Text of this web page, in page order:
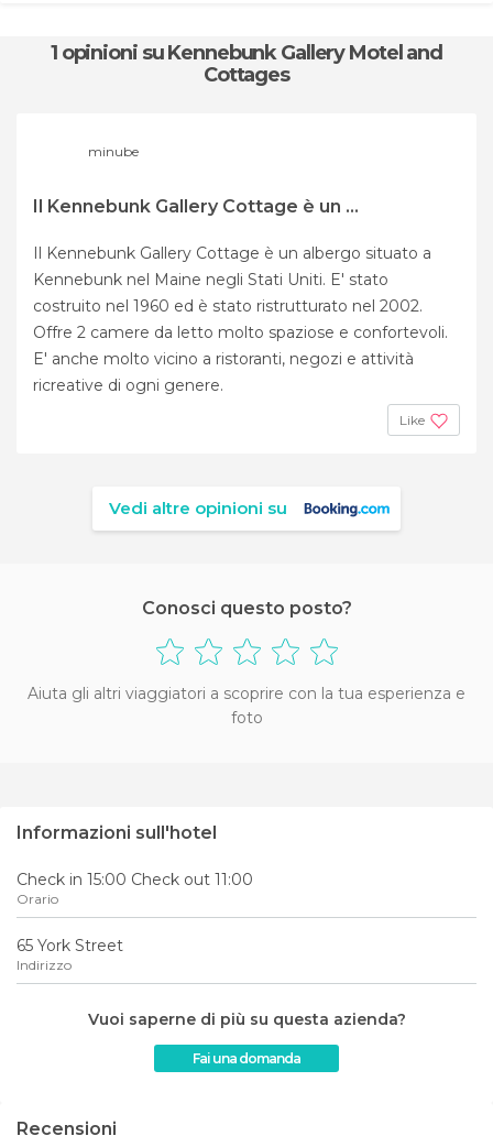
1 opinioni su Kennebunk Gallery Motel and
Cottages
minube
Il Kennebunk Gallery Cottage è un ...
Il Kennebunk Gallery Cottage è un albergo situato a
Kennebunk nel Maine negli Stati Uniti. E' stato
costruito nel 1960 ed è stato ristrutturato nel 2002.
Offre 2 camere da letto molto spaziose e confortevoli.
E' anche molto vicino a ristoranti, negozi e attività
ricreative di ogni genere.
Like
Vedi altre opinioni su
Conosci questo posto?
Aiuta gli altri viaggiatori a scoprire con la tua esperienza e
foto
Informazioni sull'hotel
Check in 15:00 Check out 11:00
Orario
65 York Street
Indirizzo
Vuoi saperne di più su questa azienda?
Fai una domanda
Recensioni